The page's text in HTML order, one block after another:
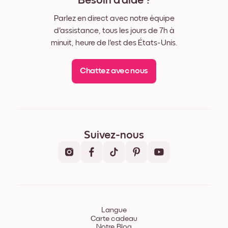
Parlez en direct avec notre équipe
d'assistance, tous les jours de 7h à
minuit, heure de l'est des États-Unis.
Chattez avec nous
Suivez-nous
Langue
Carte cadeau